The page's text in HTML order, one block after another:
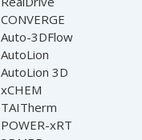
3DFlow
3D
xRT